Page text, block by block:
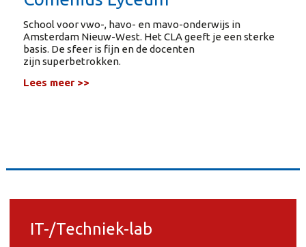
School voor vwo-, havo- en mavo-onderwijs in
Amsterdam Nieuw-West. Het CLA geeft je een sterke
basis. De sfeer is fijn en de docenten
zijn superbetrokken.
Lees meer >>
IT-/Techniek-lab